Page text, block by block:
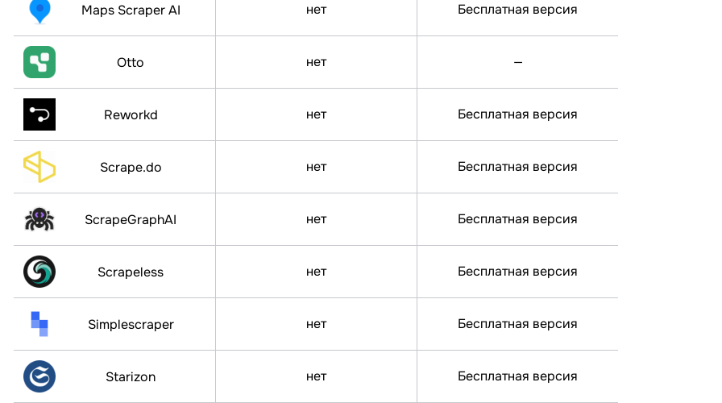
Maps Scraper AI нет Бесплатная версия
Otto нет —
Reworkd нет Бесплатная версия
Scrape.do нет Бесплатная версия
ScrapeGraphAI нет Бесплатная версия
Scrapeless нет Бесплатная версия
Simplescraper нет Бесплатная версия
Starizon нет Бесплатная версия